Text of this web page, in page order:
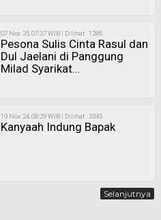
07 Nov 25, 07:37 WIB | Dilihat : 1285
Pesona Sulis Cinta Rasul dan
Dul Jaelani di Panggung
Milad Syarikat...
19 Nov 24, 08:29 WIB | Dilihat : 3345
Kanyaah Indung Bapak
Selanjutnya